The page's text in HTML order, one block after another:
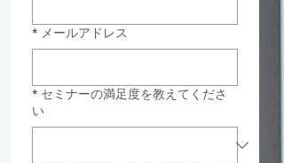
* メールアドレス
* セミナーの満足度を教えてくださ
い